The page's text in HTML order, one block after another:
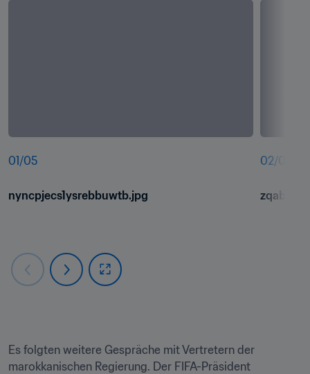
01 /05
nyncpjecs1ysrebbuwtb.jpg
02/05
Es folgten weitere Gespräche mit Vertretern der
marokkanischen Regierung. Der FIFA-Präsident